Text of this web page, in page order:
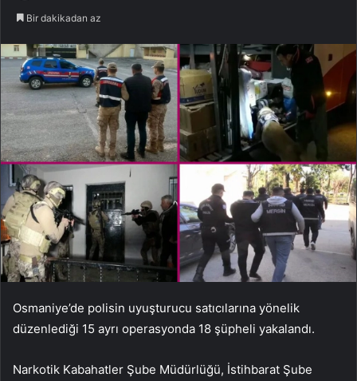
Bir dakikadan az
Osmaniye’de polisin uyuşturucu satıcılarına yönelik
düzenlediği 15 ayrı operasyonda 18 şüpheli yakalandı.
Narkotik Kabahatler Şube Müdürlüğü, İstihbarat Şube